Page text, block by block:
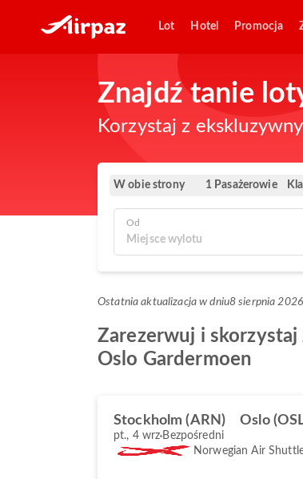
Lot Hotel Promocja
Znajdź tanie
Korzystaj z
W obie strony 1 Pasażerowie
Od
Ostatnia aktualizacja w dniu8 sierpnia
Zarezerwuj i
Oslo Gardermoen
Stockholm (ARN) Oslo
pt., 4 wrz Bezpośredni
Norwegian Air